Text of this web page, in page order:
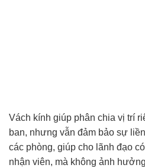
Vách kính giúp phân chia vị trí
ban, nhưng vẫn đảm bảo sự
các phòng, giúp cho lãnh đạo
nhận viên, mà không ảnh